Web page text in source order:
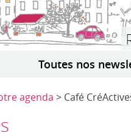
Toutes nos
agenda > Café